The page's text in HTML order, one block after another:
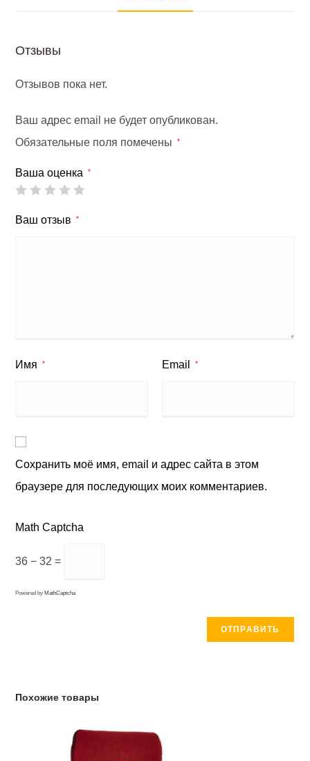
Отзывы
Отзывов пока нет.
Ваш адрес email не будет опубликован.
Обязательные поля помечены
*
Ваша оценка *
Ваш отзыв *
Имя * Email *
Сохранить моё имя, email и адрес сайта в этом
браузере для последующих моих комментариев.
Math Captcha
36 − 32 =
Powered by MathCaptcha
Похожие товары